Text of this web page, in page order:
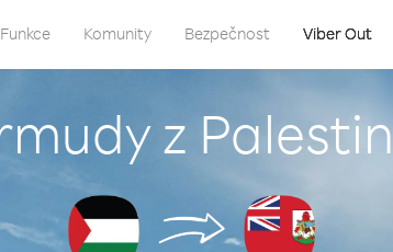
Funkce Komunity Bezpečnost Viber Out
z